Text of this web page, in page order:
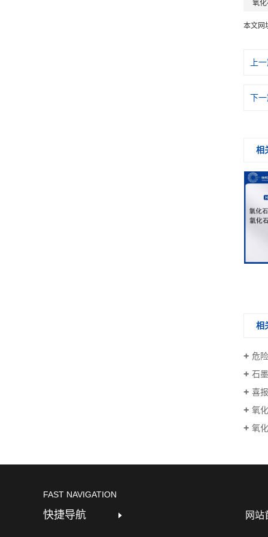
氧
本文网
上
下一
相
相
危
石
喜
氧
氧
FAST NAVIGATION
快捷导航 网站